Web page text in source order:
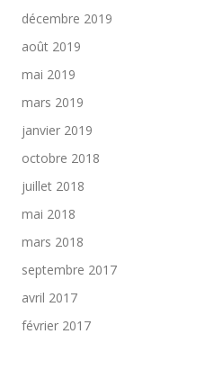
décembre 2019
août 2019
mai 2019
mars 2019
janvier 2019
octobre 2018
juillet 2018
mai 2018
mars 2018
septembre 2017
avril 2017
février 2017